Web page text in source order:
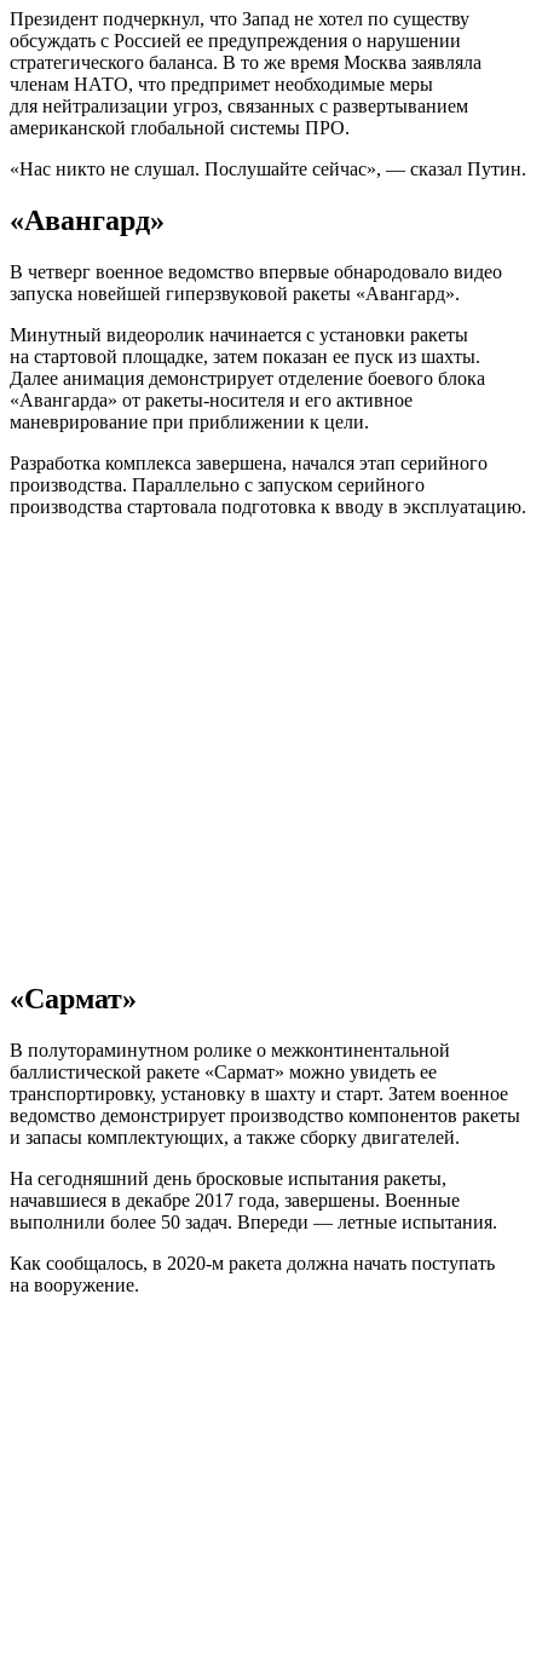
Президент подчеркнул, что Запад не хотел по существу
обсуждать с Россией ее предупреждения о нарушении
стратегического баланса. В то же время Москва заявляла
членам НАТО, что предпримет необходимые меры
для нейтрализации угроз, связанных с развертыванием
американской глобальной системы ПРО.
«Нас никто не слушал. Послушайте сейчас», — сказал Путин.
«Авангард»
В четверг военное ведомство впервые обнародовало видео
запуска новейшей гиперзвуковой ракеты «Авангард».
Минутный видеоролик начинается с установки ракеты
на стартовой площадке, затем показан ее пуск из шахты.
Далее анимация демонстрирует отделение боевого блока
«Авангарда» от ракеты-носителя и его активное
маневрирование при приближении к цели.
Разработка комплекса завершена, начался этап серийного
производства. Параллельно с запуском серийного
производства стартовала подготовка к вводу в эксплуатацию.
«Сармат»
В полутораминутном ролике о межконтинентальной
баллистической ракете «Сармат» можно увидеть ее
транспортировку, установку в шахту и старт. Затем военное
ведомство демонстрирует производство компонентов ракеты
и запасы комплектующих, а также сборку двигателей.
На сегодняшний день бросковые испытания ракеты,
начавшиеся в декабре 2017 года, завершены. Военные
выполнили более 50 задач. Впереди — летные испытания.
Как сообщалось, в 2020-м ракета должна начать поступать
на вооружение.